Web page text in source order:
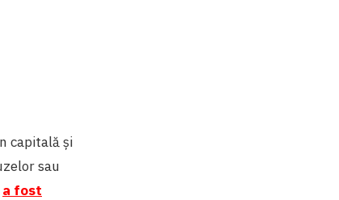
capitală și
sau
a fost